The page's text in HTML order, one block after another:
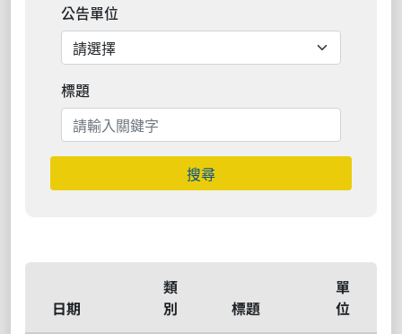
公告單位
標題
搜尋
日期
類
別
標題
單
位